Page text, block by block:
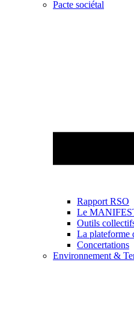
Pacte sociétal
Rapport RSO
Le
Outils
La plateforme
Concertations
Environnement &